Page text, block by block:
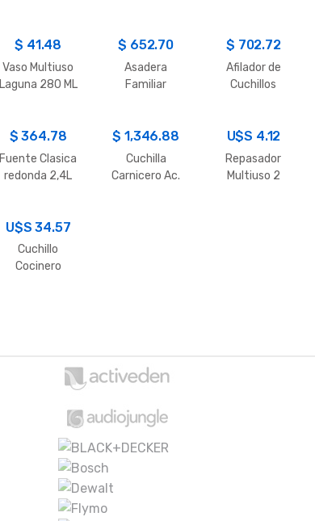
$ 41.48
Vaso Multiuso
Laguna 280 ML
$ 652.70
Asadera
Familiar
$ 702.72
Afilador de
Cuchillos
$364.78
Fuente Clasica
redonda 2,4L
$1,346.88
Cuchilla
Carnicero Ac.
U$S 4.12
Repasador
Multiuso 2
U$S34.57
Cuchillo
Cocinero